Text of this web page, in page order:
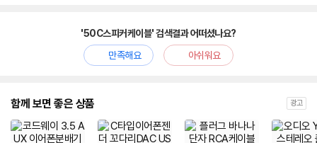
'50C스피커케이블' 검색결과 어떠셨나요?
만족해요
아쉬워요
함께 보면 좋은 상품 광고